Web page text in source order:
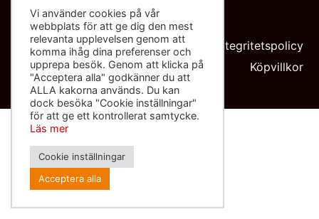
0708-423272
Org nr: 559091-8602
Integritetspolicy
Köpvillkor
Vi använder cookies på vår
webbplats för att ge dig den mest
relevanta upplevelsen genom att
komma ihåg dina preferenser och
upprepa besök. Genom att klicka på
"Acceptera alla" godkänner du att
ALLA kakorna används. Du kan
dock besöka "Cookie inställningar"
för att ge ett kontrollerat samtycke.
Läs mer
Cookie inställningar
Acceptera alla